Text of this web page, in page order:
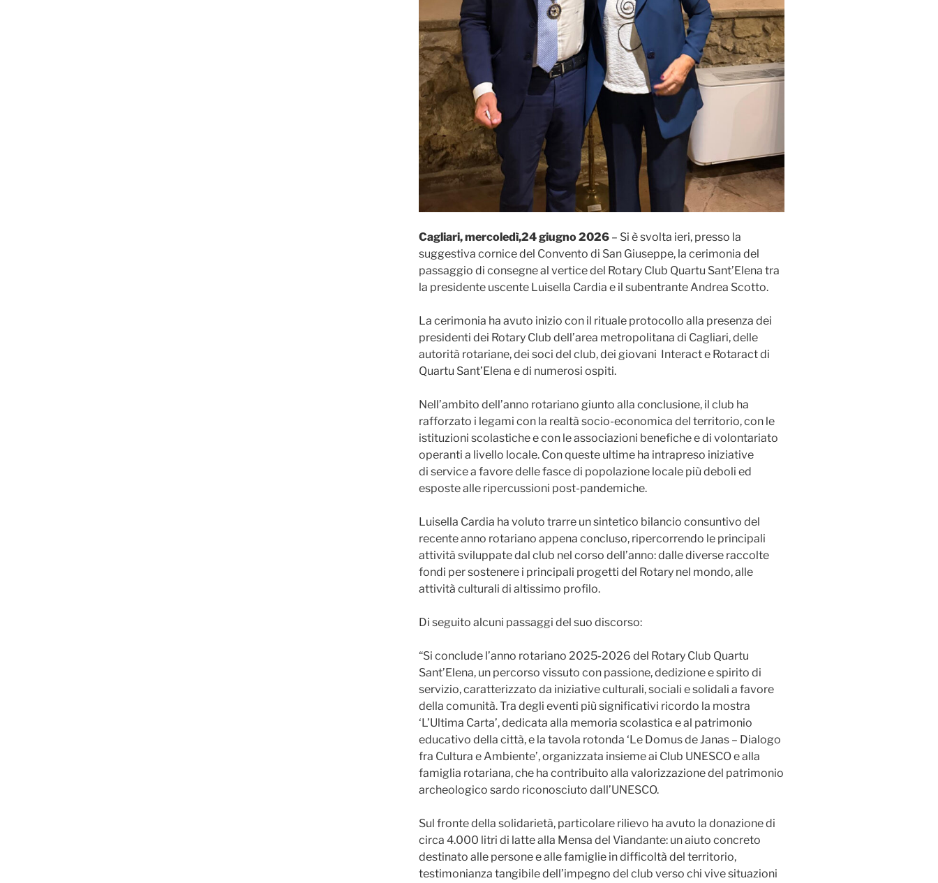
Cagliari, mercoledì,24 giugno 2026– Si è svolta ieri, presso la
suggestiva cornice del Convento di San Giuseppe, la cerimonia del
passaggio di consegne al vertice del Rotary Club Quartu Sant’Elena tra
la presidente uscente Luisella Cardia e il subentrante Andrea Scotto.
La cerimonia ha avuto inizio con il rituale protocollo alla presenza dei
presidenti dei Rotary Club dell’area metropolitana di Cagliari, delle
autorità rotariane, dei soci del club, dei giovani Interact e Rotaract di
Quartu Sant’Elena e di numerosi ospiti.
Nell’ambito dell’anno rotariano giunto alla conclusione, il club ha
rafforzato i legami con la realtà socio-economica del territorio, con le
istituzioni scolastiche e con le associazioni benefiche e di volontariato
operanti a livello locale. Con queste ultime ha intrapreso iniziative
di service a favore delle fasce di popolazione locale più deboli ed
esposte alle ripercussioni post-pandemiche.
Luisella Cardia ha voluto trarre un sintetico bilancio consuntivo del
recente anno rotariano appena concluso, ripercorrendo le principali
attività sviluppate dal club nel corso dell’anno: dalle diverse raccolte
fondi per sostenere i principali progetti del Rotary nel mondo, alle
attività culturali di altissimo profilo.
Di seguito alcuni passaggi del suo discorso:
“Si conclude l’anno rotariano 2025-2026 del Rotary Club Quartu
Sant’Elena, un percorso vissuto con passione, dedizione e spirito di
servizio, caratterizzato da iniziative culturali, sociali e solidali a favore
della comunità. Tra degli eventi più significativi ricordo la mostra
‘L’Ultima Carta’, dedicata alla memoria scolastica e al patrimonio
educativo della città, e la tavola rotonda ‘Le Domus de Janas – Dialogo
fra Cultura e Ambiente’, organizzata insieme ai Club UNESCO e alla
famiglia rotariana, che ha contribuito alla valorizzazione del patrimonio
archeologico sardo riconosciuto dall’UNESCO.
Sul fronte della solidarietà, particolare rilievo ha avuto la donazione di
circa 4.000 litri di latte alla Mensa del Viandante: un aiuto concreto
destinato alle persone e alle famiglie in difficoltà del territorio,
testimonianza tangibile dell’impegno del club verso chi vive situazioni